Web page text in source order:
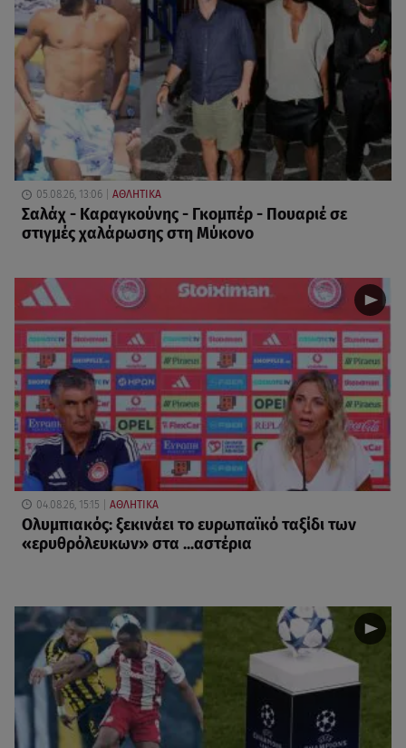
05.08.26, 13:06 ΑΘΛΗΤΙΚΑ
Σαλάχ - Καραγκούνης - Γκομπέρ - Πουαριέ σε
στιγμές χαλάρωσης στη Μύκονο
04.08.26, 15:15 ΑΘΛΗΤΙΚΑ
Ολυμπιακός: ξεκινάει το ευρωπαϊκό ταξίδι των
«ερυθρόλευκων» στα ...αστέρια